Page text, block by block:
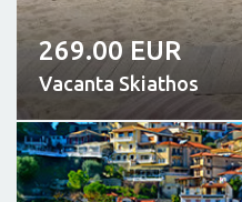
269.00 EUR
Vacanta Skiathos